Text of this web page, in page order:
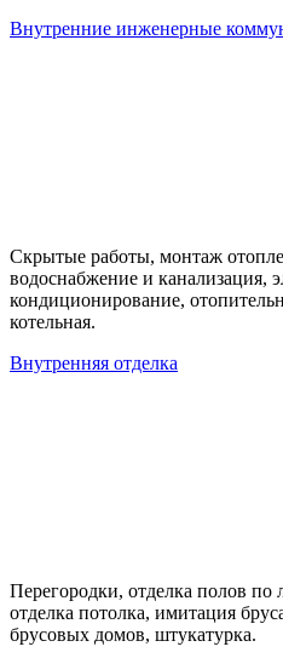
Внутренние инженерные
Скрытые работы, монтаж
водоснабжение и канализация,
кондиционирование,
котельная.
Внутренняя отделка
Перегородки, отделка полов по
отделка потолка, имитация
брусовых домов, штукатурка.